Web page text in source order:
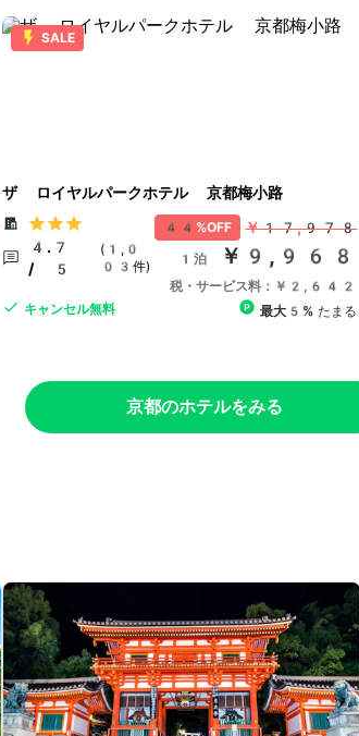
SALE
ザ ロイヤルパークホテル 京都梅小路
4.7
/ 5
(1,0
03件)
キャンセル無料
44%OFF ￥17,978
1泊 ￥9,968
税・サービス料：￥2,642
最大5% たまる
京都のホテルをみる